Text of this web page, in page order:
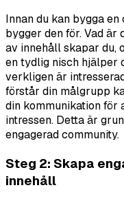
Innan du kan bygga
bygger den för. Vad är
av innehåll skapar du,
en tydlig nisch hjälper
verkligen är
förstår din målgrupp
din kommunikation för
intressen. Detta är
engagerad community.
Steg 2: Skapa
innehåll